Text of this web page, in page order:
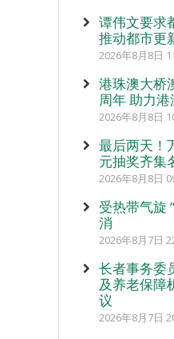
谭伟文要求
推动都市更
2026年8月8日
港珠澳大桥
周年 助力
2026年8月8日
最后两天！
元抽奖齐集
2026年8月8日
受热带气旋
消
2026年8月7日
长者事务委
及养老保障
议
2026年8月7日